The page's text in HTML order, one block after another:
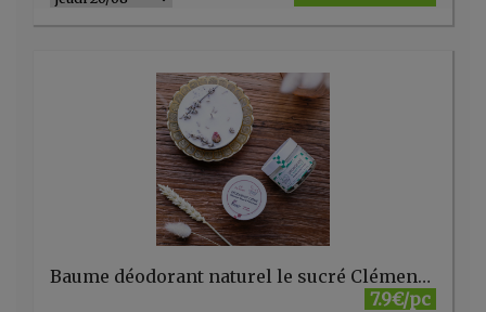
Baume déodorant naturel le sucré Clémence & Vivien
7.9€/pc